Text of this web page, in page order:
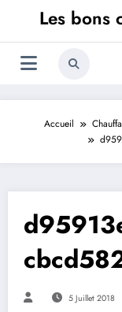
Les bons
Accueil
5 Juillet 2018